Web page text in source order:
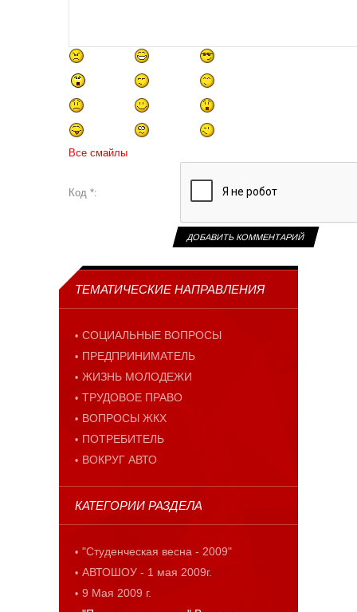
Все смайлы
Код *:
ТЕМАТИЧЕСКИЕ НАПРАВЛЕНИЯ
СОЦИАЛЬНЫЕ ВОПРОСЫ
ПРЕДПРИНИМАТЕЛЬ
ЖИЗНЬ МОЛОДЕЖИ
ТРУДОВОЕ ПРАВО
ВОПРОСЫ ЖКХ
ПОТРЕБИТЕЛЬ
ВОКРУГ АВТО
КАТЕГОРИИ РАЗДЕЛА
"Студенческая весна - 2009"
АВТОШОУ - 1 мая 2009г.
9 Мая 2009 г.